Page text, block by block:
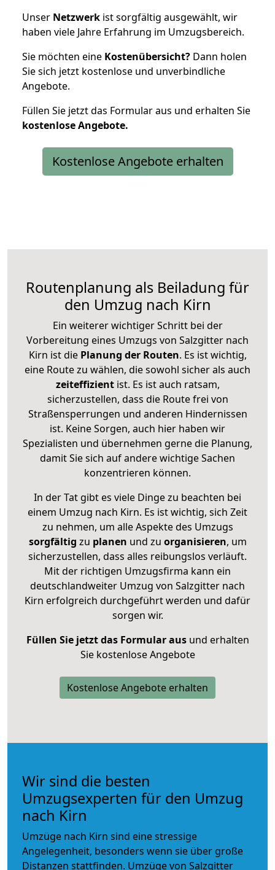
Unser Netzwerk ist sorgfältig ausgewählt, wir
haben viele Jahre Erfahrung im Umzugsbereich.
Sie möchten eine Kostenübersicht? Dann holen
Sie sich jetzt kostenlose und unverbindliche
Angebote.
Füllen Sie jetzt das Formular aus und erhalten Sie
kostenloseAngebote.
Kostenlose Angebote erhalten
Routenplanung als Beiladung für
den Umzug nach Kirn
Ein weiterer wichtiger Schritt bei der
Vorbereitung eines Umzugs von Salzgitter nach
Kirn ist diePlanung der Routen. Es ist wichtig,
eine Route zu wählen, die sowohl sicher als auch
zeiteffizientist. Es ist auch ratsam,
sicherzustellen, dass die Route frei von
Straßensperrungen und anderen Hindernissen
ist. Keine Sorgen, auch hier haben wir
Spezialisten und übernehmen gerne die Planung,
damit Sie sich auf andere wichtige Sachen
konzentrieren können.
In der Tat gibt es viele Dinge zu beachten bei
einem Umzug nach Kirn. Es ist wichtig, sich Zeit
zu nehmen, um alle Aspekte des Umzugs
sorgfältig zu planen und zu organisieren, um
sicherzustellen, dass alles reibungslos verläuft.
Mit der richtigen Umzugsfirma kann ein
deutschlandweiter Umzug von Salzgitter nach
Kirn erfolgreich durchgeführt werden und dafür
sorgen wir.
Füllen Sie jetzt das Formular ausund erhalten
Sie kostenlose Angebote
Kostenlose Angebote erhalten
Wir sind die besten
Umzugsexperten für den Umzug
nach Kirn
Umzüge nach Kirn sind eine stressige
Angelegenheit, besonders wenn sie über große
Distanzen stattfinden. Umzüge von Salzgitter